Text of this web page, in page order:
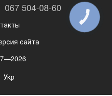
067 504-08-60
сайта
Укр
КНОПКА
ЗВ'ЯЗКУ